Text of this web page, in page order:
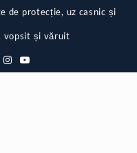
de protecție, uz casnic și
vopsit și văruit